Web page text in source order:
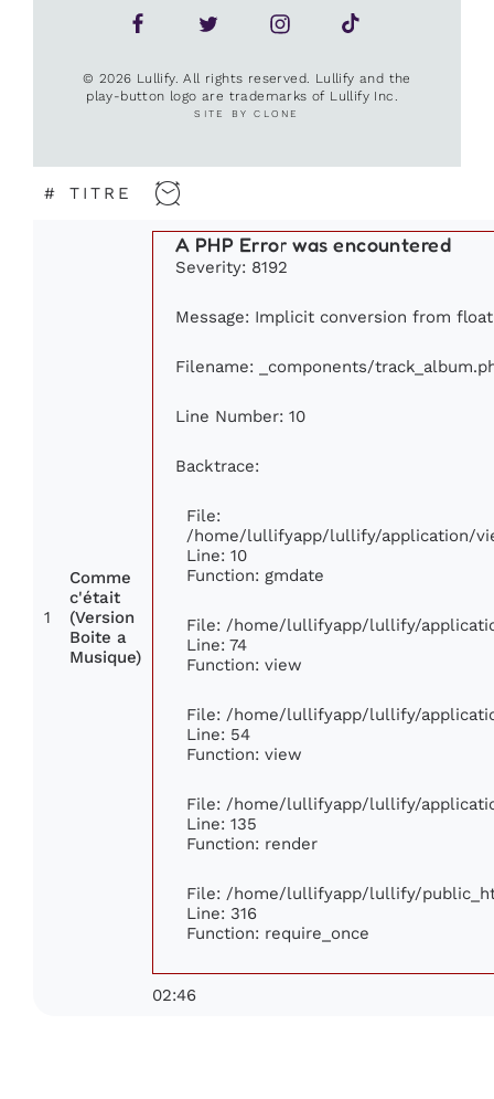
© 2026 Lullify. All rights reserved. Lullify and the
play-button logo are trademarks of Lullify Inc.
SITE BY CLONE
# TITRE
1
Comme
c'était
(Version
Boite a
Musique)
A PHP Error was encountered
Severity: 8192
Message: Implicit conversion from
Filename: _components/
Line Number: 10
Backtrace:
File:
/home/lullifyapp/lullify/application/
Line: 10
Function: gmdate
File: /home/lullifyapp/lullify/
Line: 74
Function: view
File: /home/lullifyapp/lullify/
Line: 54
Function: view
File: /home/lullifyapp/lullify/
Line: 135
Function: render
File: /home/lullifyapp/lullify/
Line: 316
Function: require_once
02:46